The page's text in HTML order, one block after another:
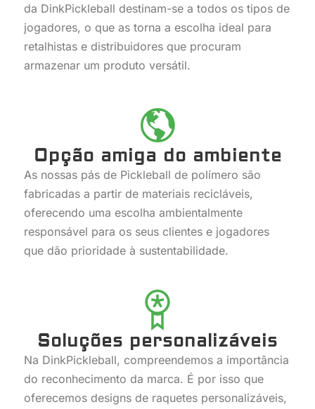
da DinkPickleball destinam-se a todos os tipos de
jogadores, o que as torna a escolha ideal para
retalhistas e distribuidores que procuram
armazenar um produto versátil.
Opção amiga do ambiente
As nossas pás de Pickleball de polímero são
fabricadas a partir de materiais recicláveis,
oferecendo uma escolha ambientalmente
responsável para os seus clientes e jogadores
que dão prioridade à sustentabilidade.
Soluções personalizáveis
Na DinkPickleball, compreendemos a importância
do reconhecimento da marca. É por isso que
oferecemos designs de raquetes personalizáveis,